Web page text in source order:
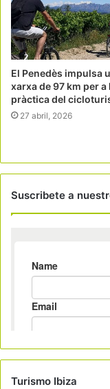
El Penedès impulsa
xarxa de 97 km per a
pràctica del
27 abril, 2026
Suscribete a
Turismo Ibiza